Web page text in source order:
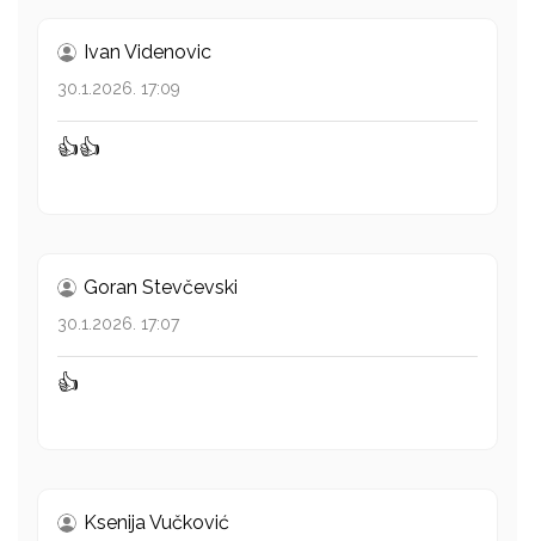
Ivan Videnovic
30.1.2026. 17:09
👍👍
Goran Stevčevski
30.1.2026. 17:07
👍
Ksenija Vučković